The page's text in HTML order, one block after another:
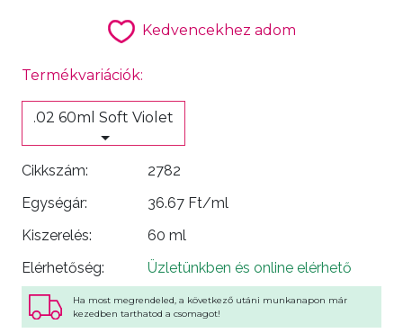
Kedvencekhez adom
Termékvariációk:
.02 60ml Soft Violet
Cikkszám:
2782
Egységár:
36.67 Ft/ml
Kiszerelés:
60 ml
Elérhetőség:
Üzletünkben és online elérhető
Ha most megrendeled, a következő utáni munkanapon már
kezedben tarthatod a csomagot!